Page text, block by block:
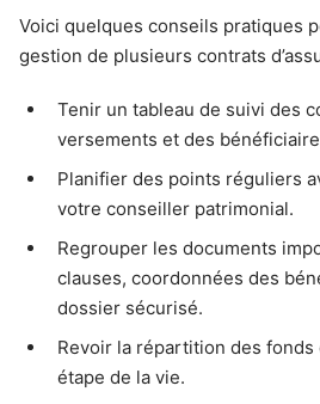
Voici quelques conseils pratiques
gestion de plusieurs contrats
Tenir un tableau de suivi des
versements et des
Planifier des points réguliers
votre conseiller patrimonial.
Regrouper les documents
clauses, coordonnées des
dossier sécurisé.
Revoir la répartition des
étape de la vie.